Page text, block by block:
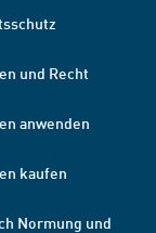
und Recht
anwenden
kaufen
Normung und